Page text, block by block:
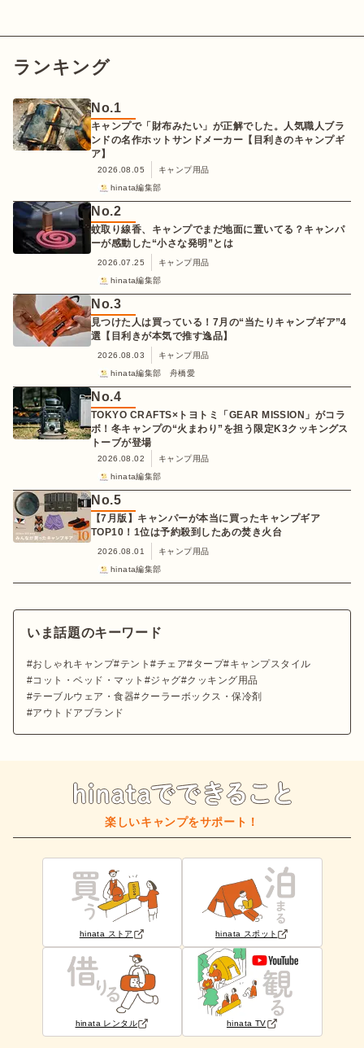
ランキング
No.1
キャンプで「財布みたい」が正解でした。人気職人ブラ
ンドの名作ホットサンドメーカー【目利きのキャンプギ
ア】
2026.08.05
キャンプ用品
hinata編集部
No.2
蚊取り線香、キャンプでまだ地面に置いてる？キャンパ
ーが感動した“小さな発明”とは
2026.07.25
キャンプ用品
hinata編集部
No.3
見つけた人は買っている！7月の“当たりキャンプギア”4
選【目利きが本気で推す逸品】
2026.08.03
キャンプ用品
hinata編集部 舟橋愛
No.4
TOKYO CRAFTS×トヨトミ「GEAR MISSION」がコラ
ボ！冬キャンプの“火まわり”を担う限定K3クッキングス
トーブが登場
2026.08.02
キャンプ用品
hinata編集部
No.5
【7月版】キャンパーが本当に買ったキャンプギア
TOP10！1位は予約殺到したあの焚き火台
2026.08.01
キャンプ用品
hinata編集部
いま話題のキーワード
おしゃれキャンプ テント チェア タープ
キャンプスタイル
コット・ベッド・マット
ジャグ
クッキング用品
テーブルウェア・食器
クーラーボックス・保冷剤
アウトドアブランド
楽しいキャンプをサポート！
hinata ストア hinata スポット
hinata レンタル hinata TV